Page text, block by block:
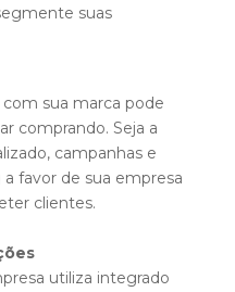
suas
sua marca pode
comprando. Seja a
campanhas e
favor de sua empresa
clientes.
utiliza integrado